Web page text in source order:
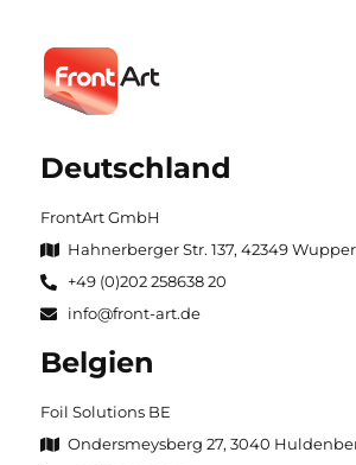
Deutschland
FrontArt GmbH
Hahnerberger Str. 137, 42349
+49 (0)202 258638 20
info@front-art.de
Belgien
Foil Solutions BE
Ondersmeysberg 27, 3040